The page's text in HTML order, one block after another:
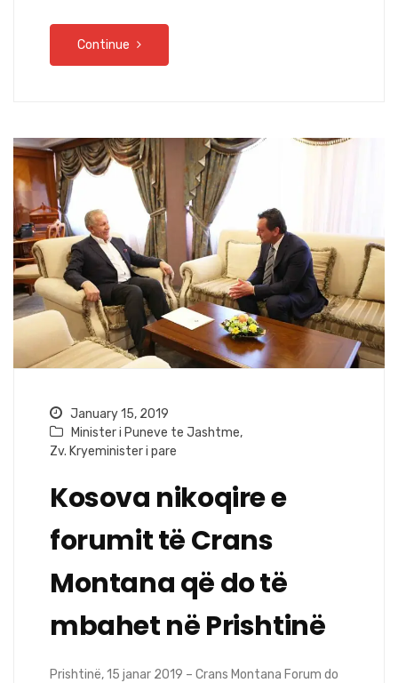
Continue
January 15, 2019
Minister i Puneve te Jashtme,
Zv. Kryeminister i pare
Kosova nikoqire e
forumit të Crans
Montana që do të
mbahet në Prishtinë
Prishtinë, 15 janar 2019 – Crans Montana Forum do